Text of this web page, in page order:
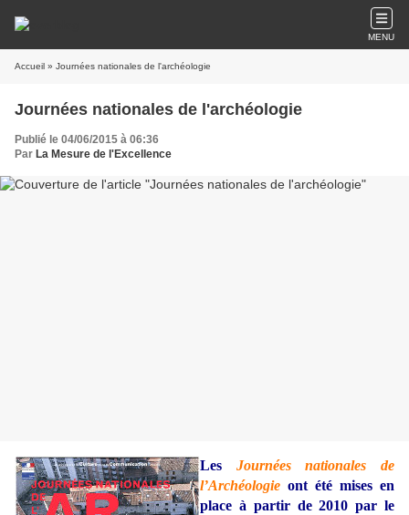
MENU
Accueil » Journées nationales de l'archéologie
Journées nationales de l'archéologie
Publié le 04/06/2015 à 06:36
Par La Mesure de l'Excellence
Les Journées nationales de
l’Archéologie ont été mises en
place à partir de 2010 par le